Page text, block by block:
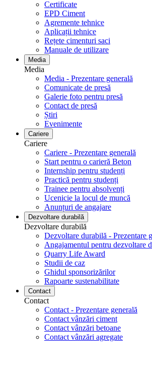
Certificate
EPD Ciment
Agremente tehnice
Aplicații tehnice
Rețete cimenturi saci
Manuale de utilizare
Media
Media
Media - Prezentare generală
Comunicate de presă
Galerie foto pentru ​​​​​​​presă
Contact de presă
Știri
Evenimente
Cariere
Cariere
Cariere - Prezentare generală
Start pentru o carieră Beton
Internship pentru studenți
Practică pentru studenți
Trainee pentru absolvenți
Ucenicie la locul de muncă
Anunțuri de angajare
Dezvoltare durabilă
Dezvoltare durabilă
Dezvoltare durabilă - Prezentare
Angajamentul pentru dezvoltare
Quarry Life Award
Studii de caz
Ghidul sponsorizărilor
Rapoarte sustenabilitate
Contact
Contact
Contact - Prezentare generală
Contact vânzări ciment
Contact vânzări betoane
Contact vânzări agregate